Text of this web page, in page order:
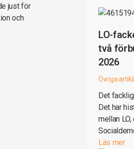
just för
och
LO-
två
2026
Övriga
Det
Det har
mellan
Läs mer